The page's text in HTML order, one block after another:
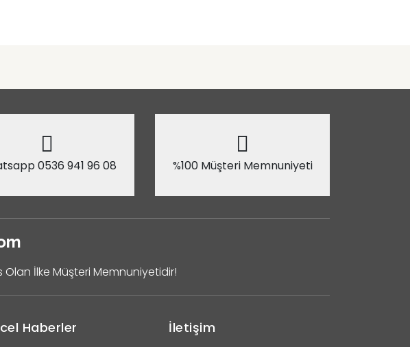
0536 941 96 08 %100 Müşteri Memnuniyeti
Olan İlke Müşteri Memnuniyetidir!
Haberler İletişim